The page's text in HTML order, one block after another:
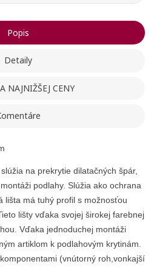
Popis
Detaily
NAJNIŽŠEJ CENY
slúžia na prekrytie dilatačných špár,
podlahy. Slúžia ako ochrana
lišta má tuhý profil s možnosťou
lišty vďaka svojej širokej farebnej
Vďaka jednoduchej montáži
artiklom k podlahovým krytinám.
komponentami (vnútorný roh,vonkajší
add_circle_outlineVytvoriť nový zoznam
želaní Ukončiť
produktov je potrebné
Registrovať sa Ukončiť